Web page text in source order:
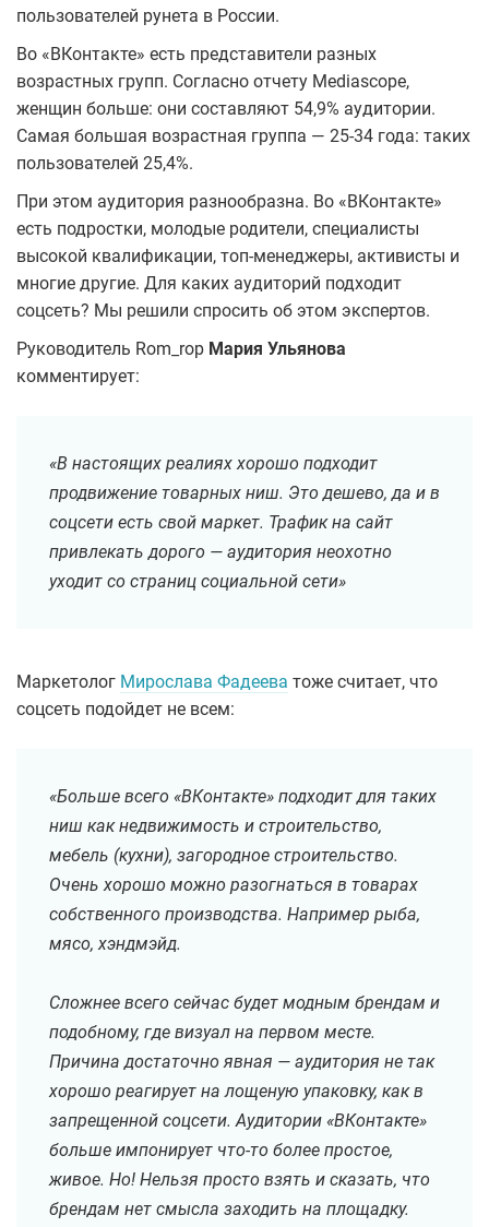
пользователей рунета в России.
Во «ВКонтакте» есть представители разных
возрастных групп. Согласно отчету Mediascope,
женщин больше: они составляют 54,9% аудитории.
Самая большая возрастная группа — 25-34 года: таких
пользователей 25,4%.
При этом аудитория разнообразна. Во «ВКонтакте»
есть подростки, молодые родители, специалисты
высокой квалификации, топ-менеджеры, активисты и
многие другие. Для каких аудиторий подходит
соцсеть? Мы решили спросить об этом экспертов.
Руководитель Rom_rop Мария Ульянова
комментирует:
«В настоящих реалиях хорошо подходит
продвижение товарных ниш. Это дешево, да и в
соцсети есть свой маркет. Трафик на сайт
привлекать дорого — аудитория неохотно
уходит со страниц социальной сети»
Маркетолог Мирослава Фадеева тоже считает, что
соцсеть подойдет не всем:
«Больше всего «ВКонтакте» подходит для таких
ниш как недвижимость и строительство,
мебель (кухни), загородное строительство.
Очень хорошо можно разогнаться в товарах
собственного производства. Например рыба,
мясо, хэндмэйд.
Сложнее всего сейчас будет модным брендам и
подобному, где визуал на первом месте.
Причина достаточно явная — аудитория не так
хорошо реагирует на лощеную упаковку, как в
запрещенной соцсети. Аудитории «ВКонтакте»
больше импонирует что-то более простое,
живое. Но! Нельзя просто взять и сказать, что
брендам нет смысла заходить на площадку.